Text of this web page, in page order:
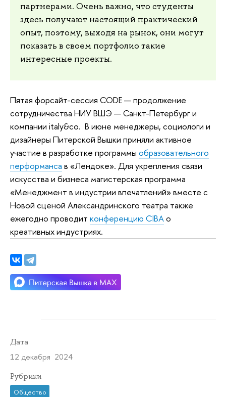
партнерами. Очень важно, что студенты
здесь получают настоящий практический
опыт, поэтому, выходя на рынок, они могут
показать в своем портфолио такие
интересные проекты.
Пятая форсайт-сессия CODE — продолжение
сотрудничества НИУ ВШЭ — Санкт-Петербург и
компании italy&co. В июне менеджеры, социологи и
дизайнеры Питерской Вышки приняли активное
участие в разработке программы образовательного
перформанса в «Лендоке». Для укрепления связи
искусства и бизнеса магистерская программа
«Менеджмент в индустрии впечатлений» вместе с
Новой сценой Александринского театра также
ежегодно проводит конференцию CIBAо
креативных индустриях.
Дата
12 декабря 2024
Рубрики
Общество